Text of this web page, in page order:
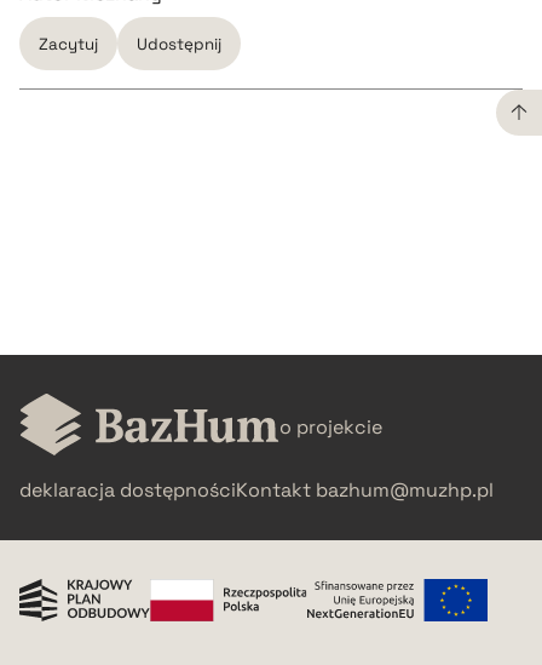
Zacytuj Udostępnij
o projekcie
deklaracja dostępnościKontakt bazhum@muzhp.pl